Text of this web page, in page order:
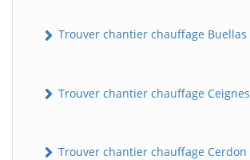
Trouver chantier chauffage Buellas
Trouver chantier chauffage Ceignes
Trouver chantier chauffage Cerdon